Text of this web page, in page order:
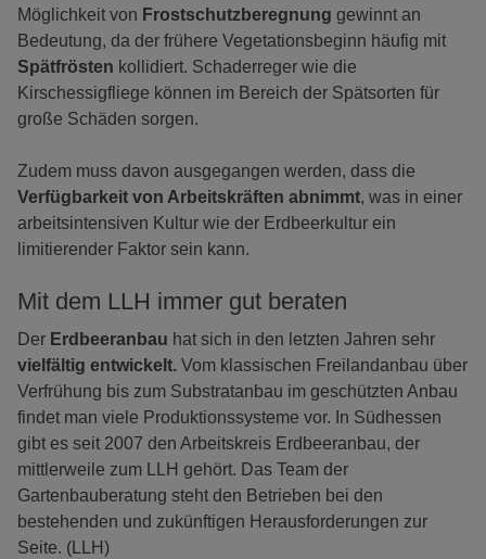
Möglichkeit von Frostschutzberegnung gewinnt an
Bedeutung, da der frühere Vegetationsbeginn häufig mit
Spätfrösten kollidiert. Schaderreger wie die
Kirschessigfliege können im Bereich der Spätsorten für
große Schäden sorgen.
Zudem muss davon ausgegangen werden, dass die
Verfügbarkeit von Arbeitskräften abnimmt, was in einer
arbeitsintensiven Kultur wie der Erdbeerkultur ein
limitierender Faktor sein kann.
Mit dem LLH immer gut beraten
Der Erdbeeranbau hat sich in den letzten Jahren sehr
vielfältig entwickelt. Vom klassischen Freilandanbau über
Verfrühung bis zum Substratanbau im geschützten Anbau
findet man viele Produktionssysteme vor. In Südhessen
gibt es seit 2007 den Arbeitskreis Erdbeeranbau, der
mittlerweile zum LLH gehört. Das Team der
Gartenbauberatung steht den Betrieben bei den
bestehenden und zukünftigen Herausforderungen zur
Seite. (LLH)